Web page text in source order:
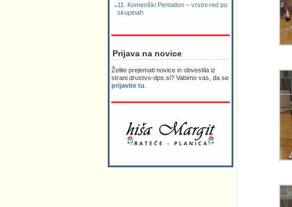
11. Komenški Pentatlon – vrstni red po
skupinah
Prijava na novice
Želite prejemati novice in obvestila iz
strani drustvo-dps.si? Vabimo vas, da se
prijavite tu